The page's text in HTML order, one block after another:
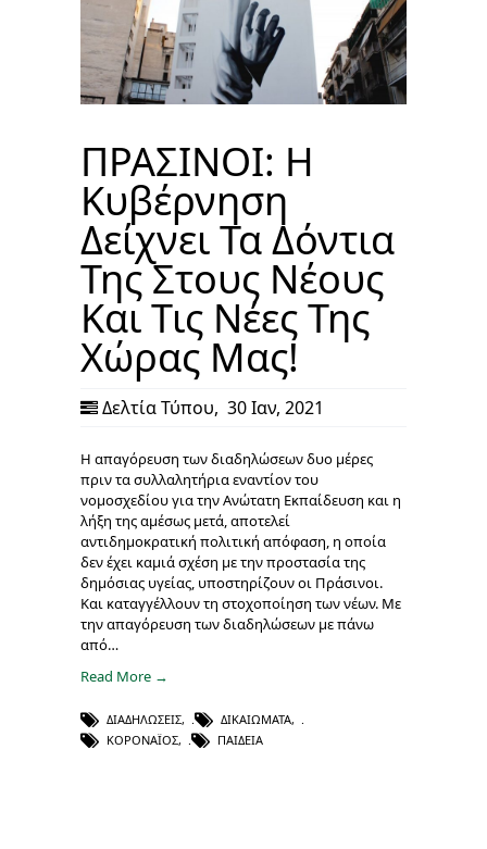
ΠΡΑΣΙΝΟΙ: Η
Κυβέρνηση
Δείχνει Τα Δόντια
Της Στους Νέους
Και Τις Νέες Της
Χώρας Μας!
Δελτία Τύπου, 30 Ιαν, 2021
Η απαγόρευση των διαδηλώσεων δυο μέρες
πριν τα συλλαλητήρια εναντίον του
νομοσχεδίου για την Ανώτατη Εκπαίδευση και η
λήξη της αμέσως μετά, αποτελεί
αντιδημοκρατική πολιτική απόφαση, η οποία
δεν έχει καμιά σχέση με την προστασία της
δημόσιας υγείας, υποστηρίζουν οι Πράσινοι.
Και καταγγέλλουν τη στοχοποίηση των νέων. Με
την απαγόρευση των διαδηλώσεων με πάνω
από…
Read More →
ΔΙΑΔΗΛΏΣΕΙΣ, ΔΙΚΑΙΏΜΑΤΑ,
ΚΟΡΟΝΑΪΌΣ, ΠΑΙΔΕΊΑ